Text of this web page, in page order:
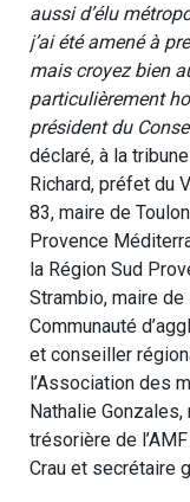
aussi d’élu
j’ai été amené à
mais croyez bien
particulièrement
président du
déclaré, à la
Richard, préfet du
83, maire de
Provence
la Région Sud
Strambio, maire
Communauté
et conseiller
l’Association des
Nathalie
trésorière de
Crau et secrétaire